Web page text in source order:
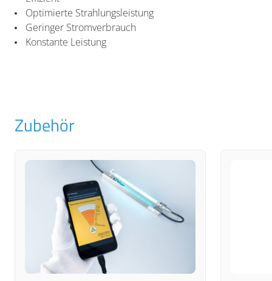
Optimierte Strahlungsleistung
Geringer Stromverbrauch
Konstante Leistung
Zubehör